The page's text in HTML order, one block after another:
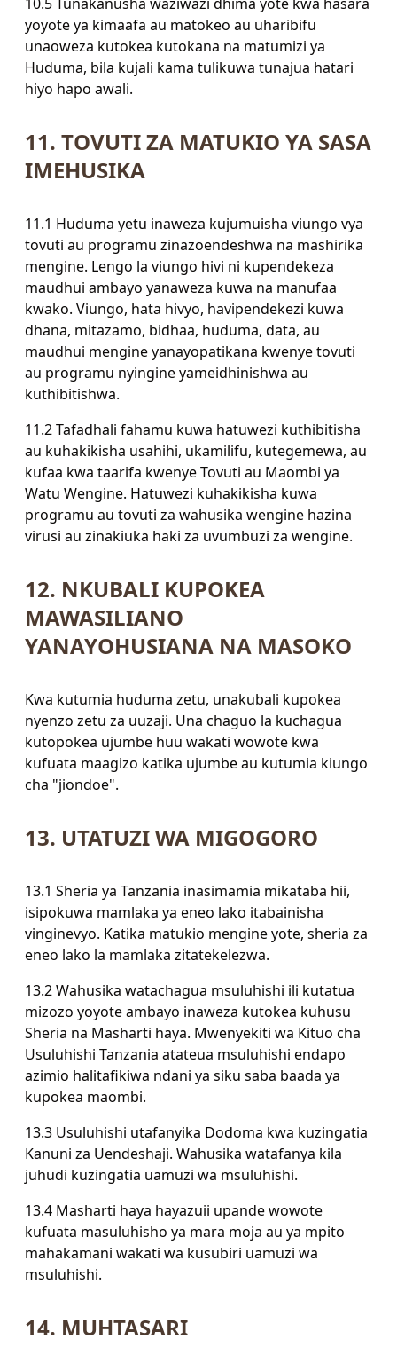
yoyote ya kimaafa au matokeo au uharibifu
unaoweza kutokea kutokana na matumizi ya
Huduma, bila kujali kama tulikuwa tunajua hatari
hiyo hapo awali.
11. TOVUTI ZA MATUKIO YA SASA
IMEHUSIKA
11.1 Huduma yetu inaweza kujumuisha viungo vya
tovuti au programu zinazoendeshwa na mashirika
mengine. Lengo la viungo hivi ni kupendekeza
maudhui ambayo yanaweza kuwa na manufaa
kwako. Viungo, hata hivyo, havipendekezi kuwa
dhana, mitazamo, bidhaa, huduma, data, au
maudhui mengine yanayopatikana kwenye tovuti
au programu nyingine yameidhinishwa au
kuthibitishwa.
11.2 Tafadhali fahamu kuwa hatuwezi kuthibitisha
au kuhakikisha usahihi, ukamilifu, kutegemewa, au
kufaa kwa taarifa kwenye Tovuti au Maombi ya
Watu Wengine. Hatuwezi kuhakikisha kuwa
programu au tovuti za wahusika wengine hazina
virusi au zinakiuka haki za uvumbuzi za wengine.
12. NKUBALI KUPOKEA
MAWASILIANO
YANAYOHUSIANA NA MASOKO
Kwa kutumia huduma zetu, unakubali kupokea
nyenzo zetu za uuzaji. Una chaguo la kuchagua
kutopokea ujumbe huu wakati wowote kwa
kufuata maagizo katika ujumbe au kutumia kiungo
cha "jiondoe".
13. UTATUZI WA MIGOGORO
13.1 Sheria ya Tanzania inasimamia mikataba hii,
isipokuwa mamlaka ya eneo lako itabainisha
vinginevyo. Katika matukio mengine yote, sheria za
eneo lako la mamlaka zitatekelezwa.
13.2 Wahusika watachagua msuluhishi ili kutatua
mizozo yoyote ambayo inaweza kutokea kuhusu
Sheria na Masharti haya. Mwenyekiti wa Kituo cha
Usuluhishi Tanzania atateua msuluhishi endapo
azimio halitafikiwa ndani ya siku saba baada ya
kupokea maombi.
13.3 Usuluhishi utafanyika Dodoma kwa kuzingatia
Kanuni za Uendeshaji. Wahusika watafanya kila
juhudi kuzingatia uamuzi wa msuluhishi.
13.4 Masharti haya hayazuii upande wowote
kufuata masuluhisho ya mara moja au ya mpito
mahakamani wakati wa kusubiri uamuzi wa
msuluhishi.
14. MUHTASARI